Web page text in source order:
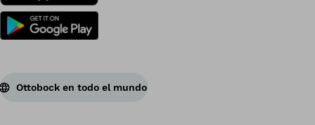
Ottobock en todo el mundo